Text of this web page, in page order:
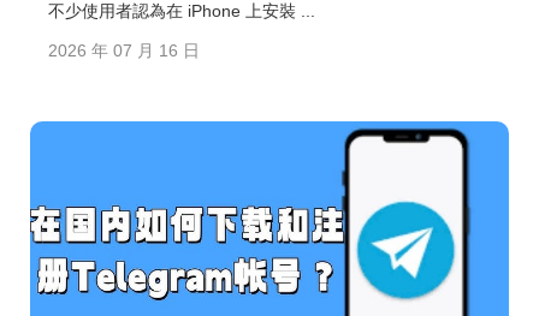
不少使用者認為在 iPhone 上安裝 ...
2026 年 07 月 16 日